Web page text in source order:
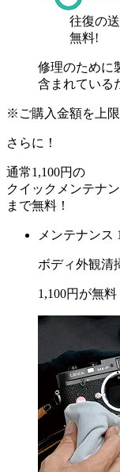
往復の
無料!
修理のために
含まれている
※ご購入金額を上限
さらに！
通常1,100円の
クイックメンテナ
まで無料 ！
メンテナンス 1
ボディ外観清
1,100円が無料